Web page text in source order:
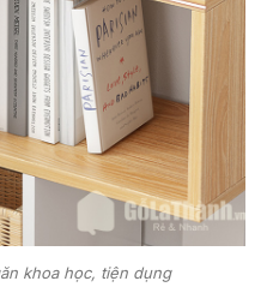
khoa học, tiện dụng